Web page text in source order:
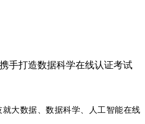
手打造数据科学在线认证考试
就大数据、数据科学、人工智能在线